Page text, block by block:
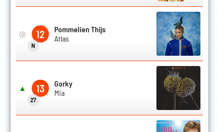
◎ 12
N
Pommelien Thijs
Atlas
▲ 13
27
Gorky
Mia